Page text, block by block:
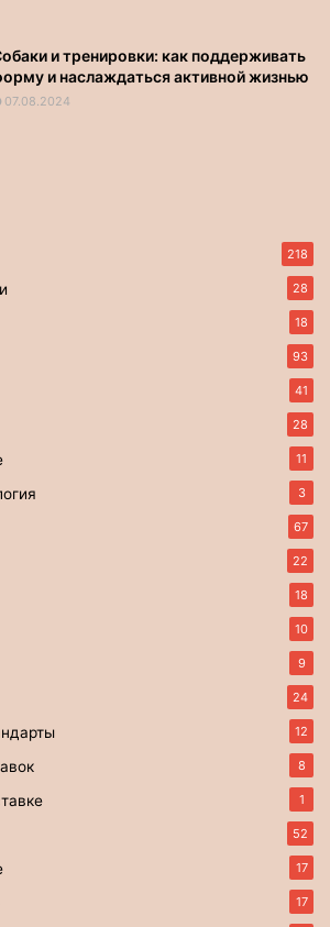
и тренировки: как поддерживать
и наслаждаться активной жизнью
07.08.2024
218
28
18
93
41
28
11
3
67
22
18
10
9
24
12
8
1
52
17
17